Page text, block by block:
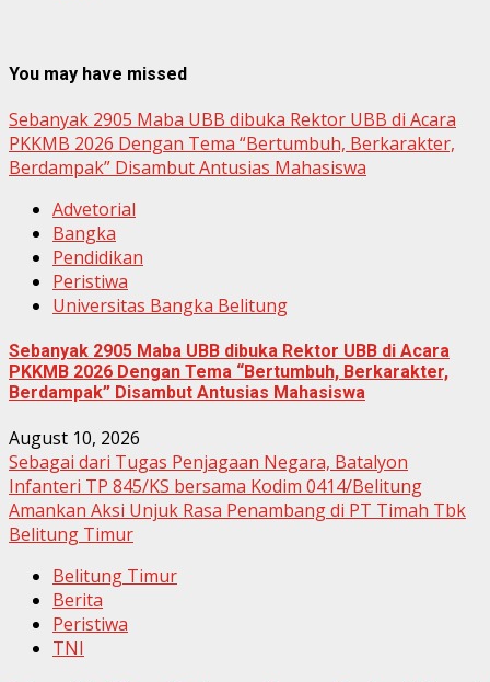
You may have missed
Sebanyak 2905 Maba UBB dibuka Rektor UBB di Acara
PKKMB 2026 Dengan Tema “Bertumbuh, Berkarakter,
Berdampak” Disambut Antusias Mahasiswa
Advetorial
Bangka
Pendidikan
Peristiwa
Universitas Bangka Belitung
Sebanyak 2905 Maba UBB dibuka Rektor UBB di Acara
PKKMB 2026 Dengan Tema “Bertumbuh, Berkarakter,
Berdampak” Disambut Antusias Mahasiswa
August 10, 2026
Sebagai dari Tugas Penjagaan Negara, Batalyon
Infanteri TP 845/KS bersama Kodim 0414/Belitung
Amankan Aksi Unjuk Rasa Penambang di PT Timah Tbk
Belitung Timur
Belitung Timur
Berita
Peristiwa
TNI